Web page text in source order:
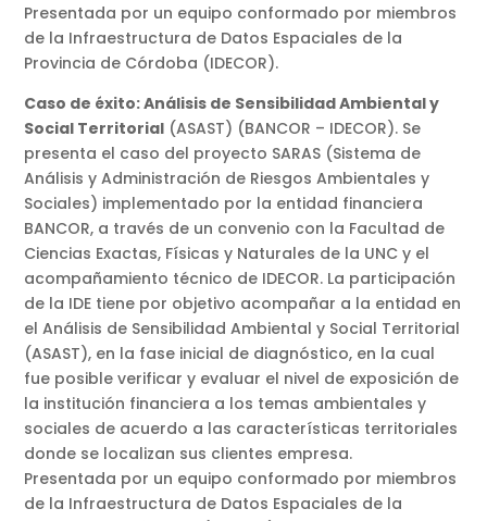
Presentada por un equipo conformado por miembros
de la Infraestructura de Datos Espaciales de la
Provincia de Córdoba (IDECOR).
Caso de éxito: Análisis de Sensibilidad Ambiental y
Social Territorial (ASAST) (BANCOR – IDECOR). Se
presenta el caso del proyecto SARAS (Sistema de
Análisis y Administración de Riesgos Ambientales y
Sociales) implementado por la entidad financiera
BANCOR, a través de un convenio con la Facultad de
Ciencias Exactas, Físicas y Naturales de la UNC y el
acompañamiento técnico de IDECOR. La participación
de la IDE tiene por objetivo acompañar a la entidad en
el Análisis de Sensibilidad Ambiental y Social Territorial
(ASAST), en la fase inicial de diagnóstico, en la cual
fue posible verificar y evaluar el nivel de exposición de
la institución financiera a los temas ambientales y
sociales de acuerdo a las características territoriales
donde se localizan sus clientes empresa.
Presentada por un equipo conformado por miembros
de la Infraestructura de Datos Espaciales de la